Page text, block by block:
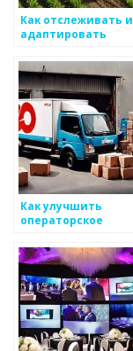
Как отслеживать и
адаптировать
тяжелых условий
производственной
жизни
Как улучшить
операторское
металлоизделий